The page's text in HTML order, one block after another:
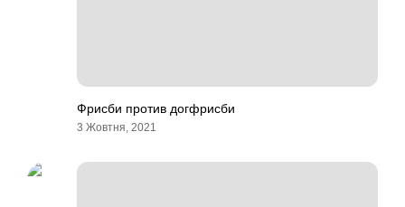
Фрисби против догфрисби
3 Жовтня, 2021